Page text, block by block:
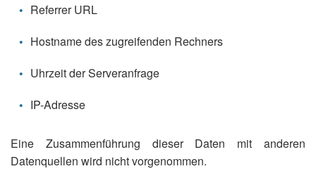
Referrer URL
Hostname des zugreifenden Rechners
Uhrzeit der Serveranfrage
IP-Adresse
Eine Zusammenführung dieser Daten mit anderen
Datenquellen wird nicht vorgenommen.